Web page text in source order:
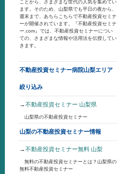
ことから、さまざまな世代の人気を集めてい
ます。そのため、山梨県でも平日の夜から、
週末まで、あちらこちらで不動産投資セミナ
ーが開催されています。『不動産投資セミナ
ー.com』では、不動産投資セミナーについ
ての、さまざまな情報や活用法を伝授してい
きます。
不動産投資セミナー病院山梨エリア
絞り込み
→不動産投資セミナー 山梨県
山梨県の不動産投資セミナー
山梨の不動産投資セミナー情報
→不動産投資セミナー無料 山梨
無料の不動産投資セミナーとは？山梨県の
無料不動産投資セミナー